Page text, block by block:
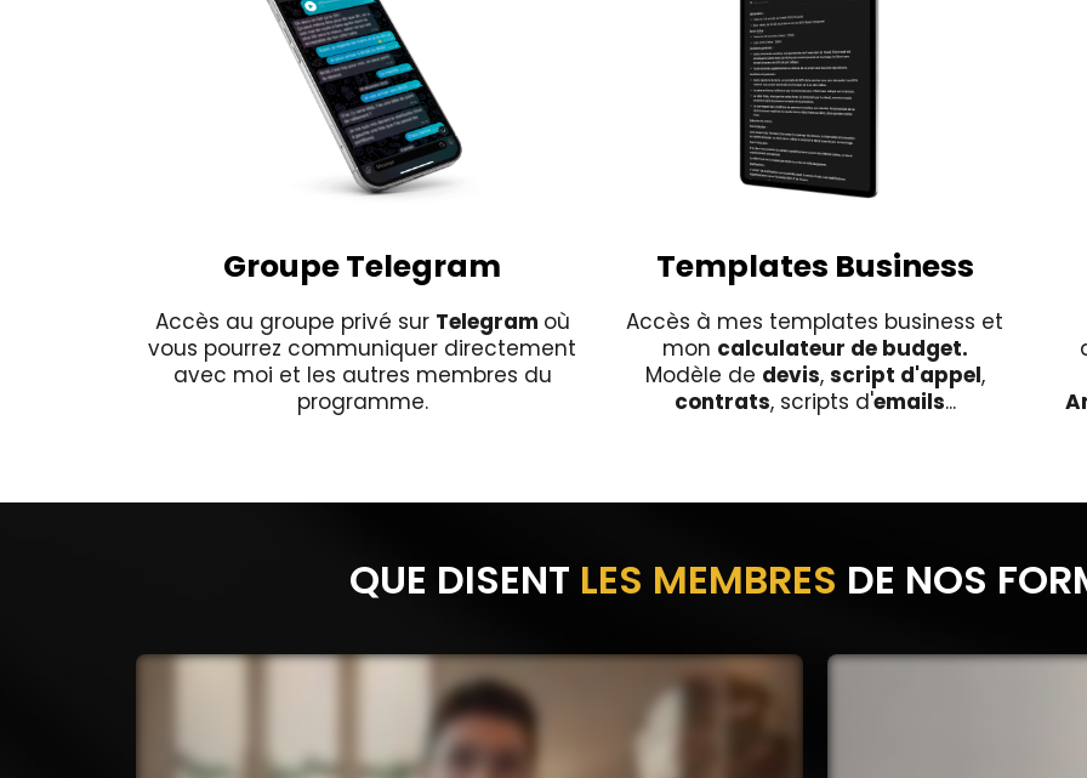
Groupe Telegram
Accès au groupe privé sur Telegram où
vous pourrez communiquer directement
avec moi et les autres membres du
programme.
Templates Business
Accès à mes templates business et
mon calculateur de budget.
Modèle de devis, script d'appel,
contrats, scripts d'emails...
QUE DISENT LES MEMBRES DE NOS